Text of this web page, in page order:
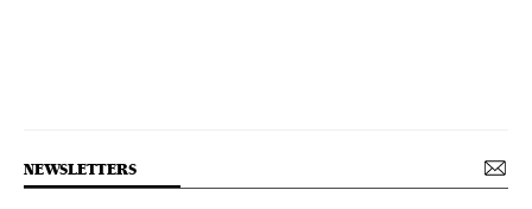
NEWSLETTERS